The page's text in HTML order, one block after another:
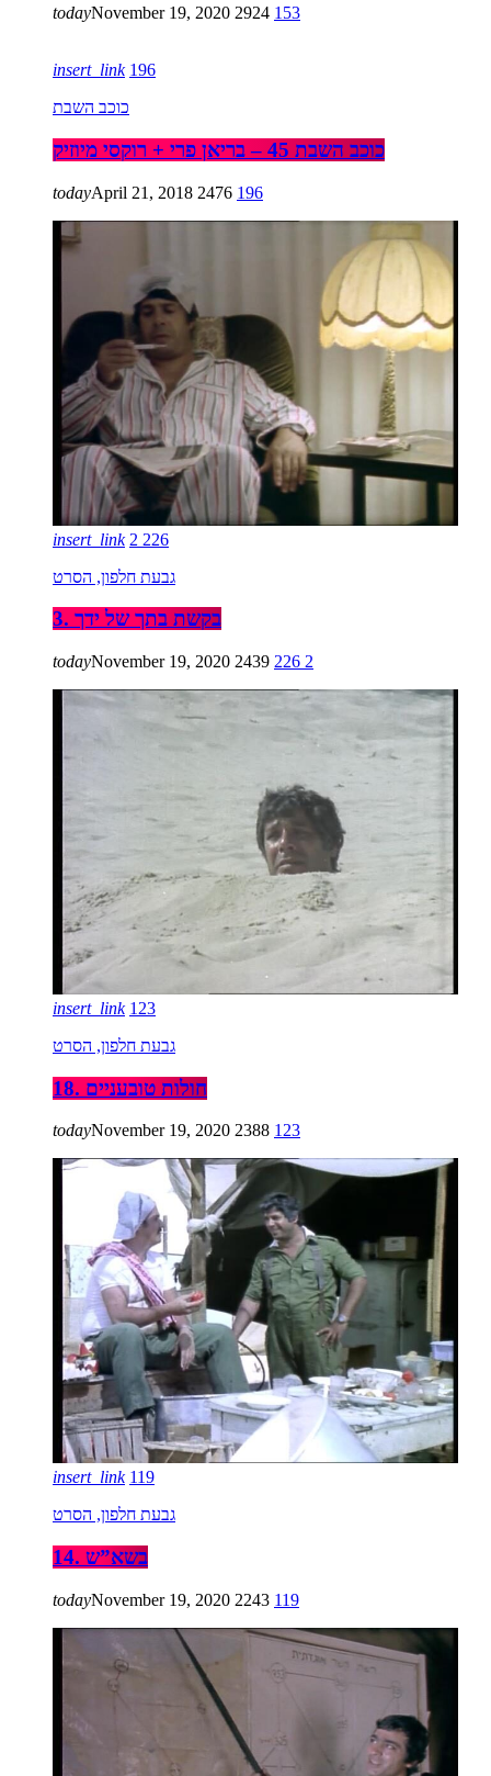
todayNovember 19, 2020 2924 153
insert_link 196
כוכב השבת
כוכב השבת 45 – בריאן פרי + רוקסי מיוזיק
todayApril 21, 2018 2476 196
insert_link 2 226
גבעת חלפון, הסרט
3. בקשת בתך של ידך
todayNovember 19, 2020 2439 226 2
insert_link 123
גבעת חלפון, הסרט
18. חולות טובעניים
todayNovember 19, 2020 2388 123
insert_link 119
גבעת חלפון, הסרט
14. בשא”ש
todayNovember 19, 2020 2243 119